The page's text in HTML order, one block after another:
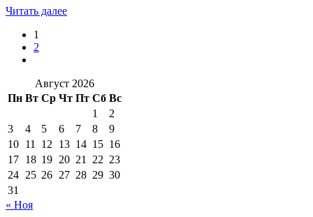
Читать далее
1
2
Август 2026
Пн Вт Ср Чт Пт Сб Вс
1
2
3
4 5 6 7 8
9
10 11 12 13 14 15 16
17 18 19 20 21 22 23
24 25 26 27 28 29 30
31
« Ноя